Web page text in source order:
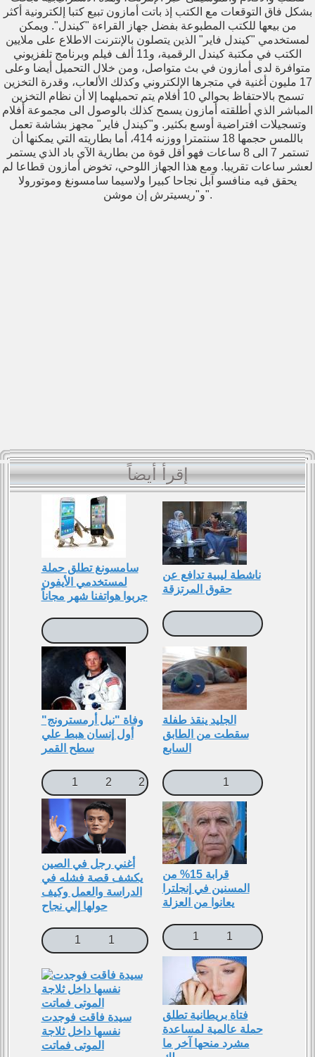
بشكل فاق التوقعات مع الكتب إذ باتت أمازون تبيع كتبا إلكترونية أكثر
من بيعها للكتب المطبوعة بفضل جهاز القراءة "كيندل". ويمكن
لمستخدمي "كيندل فاير" الذين يتصلون بالإنترنت الاطلاع على ملايين
الكتب في مكتبة كيندل الرقمية، و11 ألف فيلم وبرنامج تلفزيوني
متوافرة لدى أمازون في بث متواصل، ومن خلال التحميل أيضا وعلى
17 مليون أغنية في متجرها الإلكتروني وكذلك الألعاب، وقدرة التخزين
تسمح بالاحتفاظ بحوالي 10 أفلام يتم تحميلهما إلا أن نظام التخزين
المباشر الذي أطلقته أمازون يسمح كذلك بالوصول الى مجموعة أفلام
وتسجيلات افتراضية أوسع بكثير. و"كيندل فاير" مجهز بشاشة تعمل
باللمس حجمها 18 سنتمترا ووزنه 414، أما بطاريته التي يمكنها أن
تستمر 7 الى 8 ساعات فهو أقل قوة من بطارية الآي باد الذي يستمر
لعشر ساعات تقريبا. ومع هذا الجهاز اللوحي، تخوض أمازون قطاعا لم
يحقق فيه منافسو آبل نجاحا كبيرا ولاسيما سامسونغ وموتورولا
و"ريسيترش إن موشن".
إقرأ أيضاً
سامسونغ تطلق حملة
لمستخدمي اﻷيفون
جربوا هواتفنا شهر مجاناً
ناشطة ليبية تدافع عن
حقوق المرتزقة
وفاة "نيل أرمسترونج"
أول إنسان هبط علي
سطح القمر
1 2 2
الجليد ينقذ طفلة
سقطت من الطابق
السابع
1
أغني رجل في الصين
يكشف قصة فشله في
الدراسة والعمل وكيف
حولها إلي نجاح
1 1
قرابة 15% من
المسنين في إنجلترا
يعانوا من العزلة
1 1
سيدة فاقت فوجدت
نفسها داخل ثلاجة
الموتى فماتت
فتاة بريطانية تطلق
حملة عالمية لمساعدة
مشرد منحها آخر ما